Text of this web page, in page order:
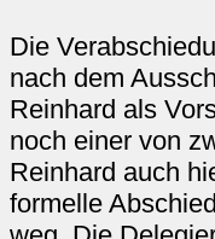
Die
nach dem
Reinhard als
noch einer von
Reinhard auch
formelle